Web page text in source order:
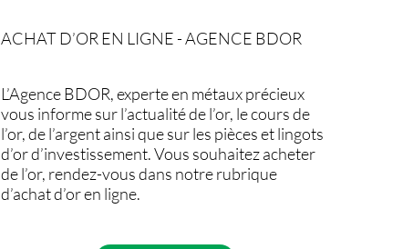
ACHAT D’OR EN LIGNE - AGENCE BDOR
L’Agence BDOR, experte en métaux précieux
vous informe sur l’actualité de l’or, le cours de
l’or, de l’argent ainsi que sur les pièces et lingots
d’or d’investissement. Vous souhaitez acheter
de l’or, rendez-vous dans notre rubrique
d’achat d’or en ligne.